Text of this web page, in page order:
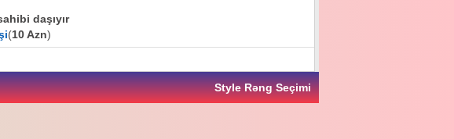
daşıyır
(10 Azn)
Style Rəng Seçimi